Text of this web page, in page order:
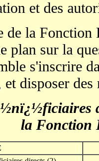
et des
la Fonction
sur la
s'inscrire
et disposer
la Fonction